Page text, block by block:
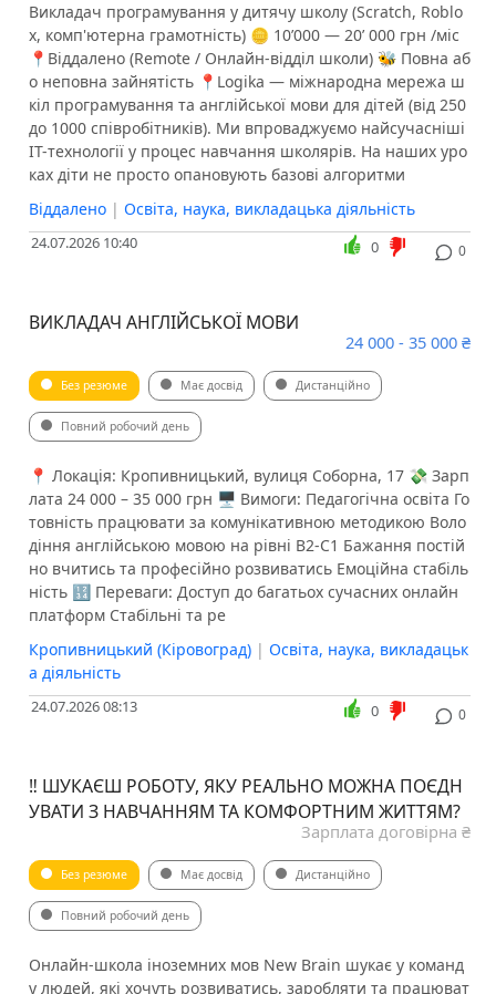
Викладач програмування у дитячу школу (Scratch, Roblo
x, комп'ютерна грамотність) 🪙 10ʼ000 — 20ʼ 000 грн /міс
📍Віддалено (Remote / Онлайн-відділ школи) 🐝 Повна аб
о неповна зайнятість 📍Logika — міжнародна мережа ш
кіл програмування та англійської мови для дітей (від 250
до 1000 співробітників). Ми впроваджуємо найсучасніші
IT-технології у процес навчання школярів. На наших уро
ках діти не просто опановують базові алгоритми
Віддалено | Освіта, наука, викладацька діяльність
24.07.2026 10:40 0
0
ВИКЛАДАЧ АНГЛІЙСЬКОЇ МОВИ
24 000 - 35 000 ₴
Без резюме Має досвід Дистанційно
Повний робочий день
📍 Локація: Кропивницький, вулиця Соборна, 17 💸 Зарп
лата 24 000 – 35 000 грн 🖥 Вимоги: Педагогічна освіта Го
товність працювати за комунікативною методикою Воло
діння англійською мовою на рівні B2-С1 Бажання постій
но вчитись та професійно розвиватись Емоційна стабіль
ність 🔢 Переваги: Доступ до багатьох сучасних онлайн
платформ Стабільні та ре
Кропивницький (Кіровоград) | Освіта, наука, викладацьк
а діяльність
24.07.2026 08:13 0
0
‼️ ШУКАЄШ РОБОТУ, ЯКУ РЕАЛЬНО МОЖНА ПОЄДН
УВАТИ З НАВЧАННЯМ ТА КОМФОРТНИМ ЖИТТЯМ?
Зарплата договірна ₴
Без резюме Має досвід Дистанційно
Повний робочий день
Онлайн-школа іноземних мов New Brain шукає у команд
у людей, які хочуть розвиватись, заробляти та працюват